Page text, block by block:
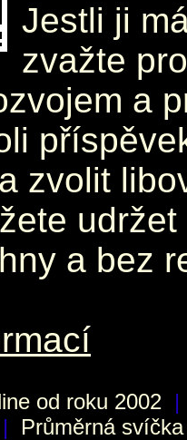
Jestli ji
zvažte
a
a zvolit
a bez
od roku 2002 |
| Průměrná